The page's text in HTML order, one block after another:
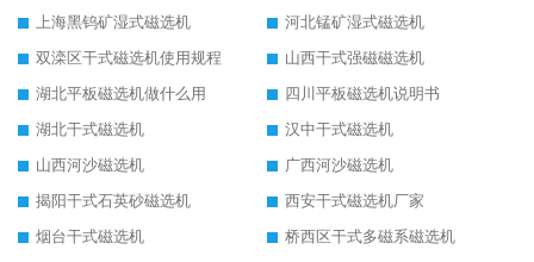
上海黑钨矿湿式磁选机
河北锰矿湿式磁选机
双滦区干式磁选机使用规程
山西干式强磁磁选机
湖北平板磁选机做什么用
四川平板磁选机说明书
湖北干式磁选机
汉中干式磁选机
山西河沙磁选机
广西河沙磁选机
揭阳干式石英砂磁选机
西安干式磁选机厂家
烟台干式磁选机
桥西区干式多磁系磁选机